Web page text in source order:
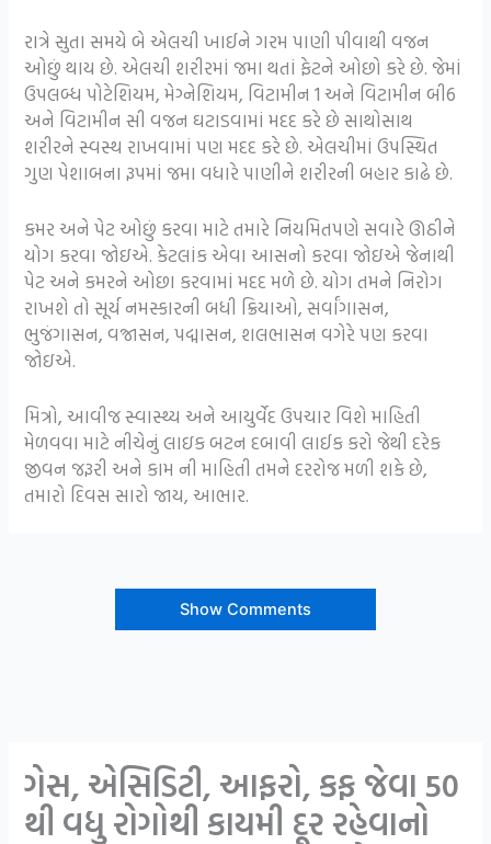
રાત્રે સુતા સમયે બે એલચી ખાઈને ગરમ પાણી પીવાથી વજન
ઓછું થાય છે. એલચી શરીરમાં જમા થતાં ફેટને ઓછો કરે છે. જેમાં
ઉપલબ્ધ પોટેશિયમ, મેગ્નેશિયમ, વિટામીન 1 અને વિટામીન બી6
અને વિટામીન સી વજન ઘટાડવામાં મદદ કરે છે સાથોસાથ
શરીરને સ્વસ્થ રાખવામાં પણ મદદ કરે છે. એલચીમાં ઉપસ્થિત
ગુણ પેશાબના રૂપમાં જમા વધારે પાણીને શરીરની બહાર કાઢે છે.
કમર અને પેટ ઓછું કરવા માટે તમારે નિયમિતપણે સવારે ઊઠીને
યોગ કરવા જોઇએ. કેટલાંક એવા આસનો કરવા જોઇએ જેનાથી
પેટ અને કમરને ઓછા કરવામાં મદદ મળે છે. યોગ તમને નિરોગ
રાખશે તો સૂર્ય નમસ્કારની બધી ક્રિયાઓ, સર્વાંગાસન,
ભુજંગાસન, વજ્રાસન, પદ્માસન, શલભાસન વગેરે પણ કરવા
જોઇએ.
મિત્રો, આવીજ સ્વાસ્થ્ય અને આયુર્વેદ ઉપચાર વિશે માહિતી
મેળવવા માટે નીચેનું લાઇક બટન દબાવી લાઈક કરો જેથી દરેક
જીવન જરૂરી અને કામ ની માહિતી તમને દરરોજ મળી શકે છે,
તમારો દિવસ સારો જાય, આભાર.
Show Comments
ગેસ, એસિડિટી, આફરો, કફ જેવા 50
થી વધુ રોગોથી કાયમી દૂર રહેવાનો